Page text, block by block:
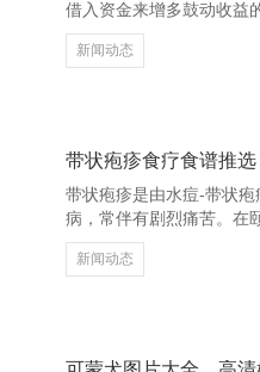
种趋势的背后
借入资金来增多鼓动收益
用债务融资，以较低的成
围，提高成本讲演率。当
业。因此，合理愚弄财务
题。 财务杠杆的影响主
盈利材干，二是增多财务
业价值，但过度依赖债
新闻动态
带状疱疹食疗食谱推选
带状疱疹是由水痘-带状
病，常伴有剧烈痛苦。在
外，合理的饮食贯注也起
匡助增强免疫力，促进皮
冬瓜、苦瓜等，有助于磨
新闻动态